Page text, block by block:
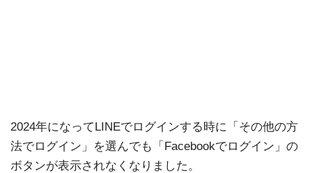
2024年になってLINEでログインする時に「その他の方
法でログイン」を選んでも「Facebookでログイン」の
ボタンが表示されなくなりました。